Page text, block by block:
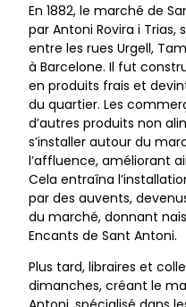
En 1882, le marché de
par Antoni Rovira i Trias,
entre les rues Urgell,
à Barcelone. Il fut
en produits frais et
du quartier. Les
d’autres produits non
s’installer autour du
l’affluence, améliorant
Cela entraîna
par des auvents,
du marché, donnant
Encants de Sant Antoni.
Plus tard, libraires et
dimanches, créant le